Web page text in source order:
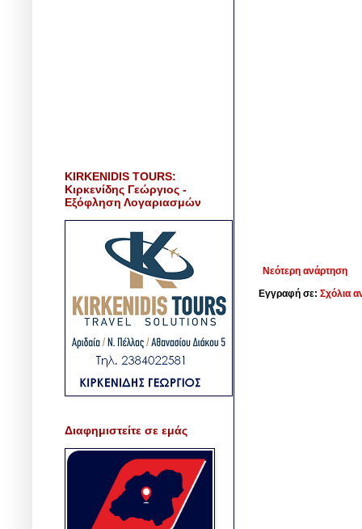
Νεότερη ανάρτηση
Εγγραφή σε: Σχόλια
KIRKENIDIS TOURS:
Κιρκενίδης Γεώργιος -
Εξόφληση Λογαριασμών
Διαφημιστείτε σε εμάς